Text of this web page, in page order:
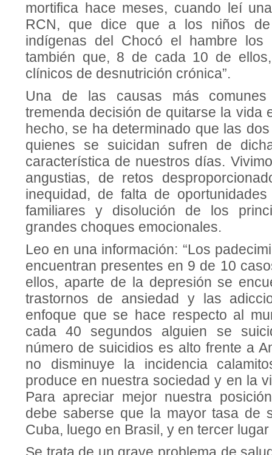
mortifica hace meses, cuando leí
RCN, que dice que a los niños de
indígenas del Chocó el hambre
también que, 8 de cada 10 de
clínicos de desnutrición crónica”.
Una de las causas más
tremenda decisión de quitarse la vida
hecho, se ha determinado que las
quienes se suicidan sufren de
característica de nuestros días.
angustias, de retos
inequidad, de falta de
familiares y disolución de los
grandes choques emocionales.
Leo en una información: “Los
encuentran presentes en 9 de 10
ellos, aparte de la depresión se
trastornos de ansiedad y las
enfoque que se hace respecto al
cada 40 segundos alguien se
número de suicidios es alto frente a
no disminuye la incidencia
produce en nuestra sociedad y en la
Para apreciar mejor nuestra
debe saberse que la mayor tasa de
Cuba, luego en Brasil, y en tercer